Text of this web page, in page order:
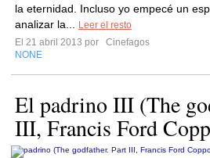
la eternidad. Incluso yo empecé un
analizar la...
Leer el resto
El 21 abril 2013 por
Cinefagos
NONE
El padrino III (The
III, Francis Ford